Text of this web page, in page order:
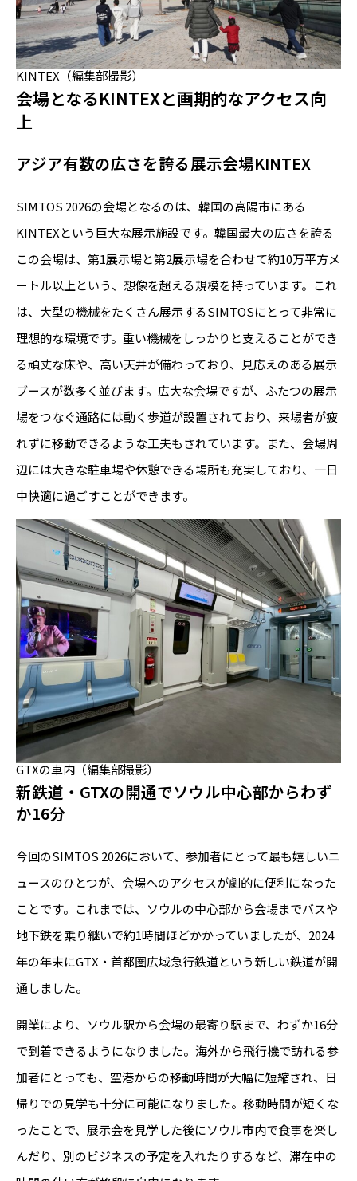
KINTEX（編集部撮影）
会場となるKINTEXと画期的なアクセス向
上
アジア有数の広さを誇る展示会場KINTEX
SIMTOS 2026の会場となるのは、韓国の高陽市にある
KINTEXという巨大な展示施設です。韓国最大の広さを誇る
この会場は、第1展示場と第2展示場を合わせて約10万平方メ
ートル以上という、想像を超える規模を持っています。これ
は、大型の機械をたくさん展示するSIMTOSにとって非常に
理想的な環境です。重い機械をしっかりと支えることができ
る頑丈な床や、高い天井が備わっており、見応えのある展示
ブースが数多く並びます。広大な会場ですが、ふたつの展示
場をつなぐ通路には動く歩道が設置されており、来場者が疲
れずに移動できるような工夫もされています。また、会場周
辺には大きな駐車場や休憩できる場所も充実しており、一日
中快適に過ごすことができます。
GTXの車内（編集部撮影）
新鉄道・GTXの開通でソウル中心部からわず
か16分
今回のSIMTOS 2026において、参加者にとって最も嬉しいニ
ュースのひとつが、会場へのアクセスが劇的に便利になった
ことです。これまでは、ソウルの中心部から会場までバスや
地下鉄を乗り継いで約1時間ほどかかっていましたが、2024
年の年末にGTX・首都圏広域急行鉄道という新しい鉄道が開
通しました。
開業により、ソウル駅から会場の最寄り駅まで、わずか16分
で到着できるようになりました。海外から飛行機で訪れる参
加者にとっても、空港からの移動時間が大幅に短縮され、日
帰りでの見学も十分に可能になりました。移動時間が短くな
ったことで、展示会を見学した後にソウル市内で食事を楽し
んだり、別のビジネスの予定を入れたりするなど、滞在中の